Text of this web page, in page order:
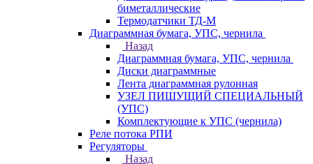
биметаллические
Термодатчики ТД-М
Диаграммная бумага, УПС, чернила
Назад
Диаграммная бумага, УПС, чернила
Диски диаграммные
Лента диаграммная рулонная
УЗЕЛ ПИШУЩИЙ СПЕЦИАЛЬНЫЙ
(УПС)
Комплектующие к УПС (чернила)
Реле потока РПИ
Регуляторы
Назад